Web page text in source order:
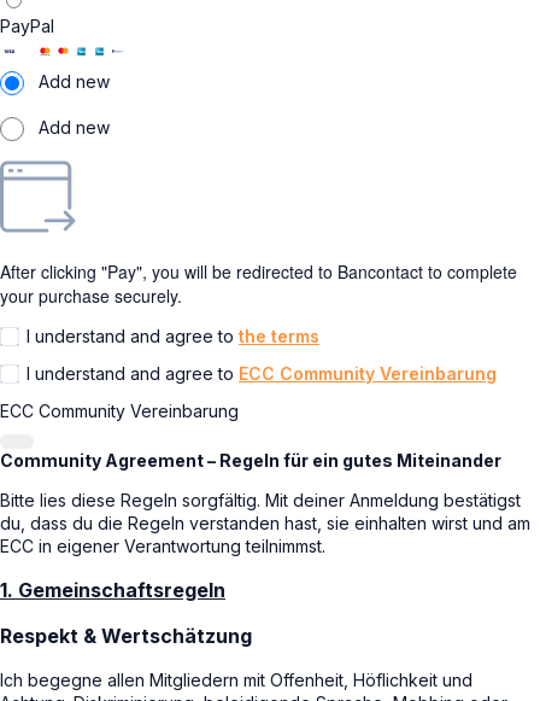
PayPal
Add new
Add new
After clicking "Pay", you will be redirected to Bancontact to complete
your purchase securely.
I understand and agree to the terms
I understand and agree to ECC Community Vereinbarung
ECC Community Vereinbarung
Community Agreement – Regeln für ein gutes Miteinander
Bitte lies diese Regeln sorgfältig. Mit deiner Anmeldung bestätigst
du, dass du die Regeln verstanden hast, sie einhalten wirst und am
ECC in eigener Verantwortung teilnimmst.
1. Gemeinschaftsregeln
Respekt & Wertschätzung
Ich begegne allen Mitgliedern mit Offenheit, Höflichkeit und